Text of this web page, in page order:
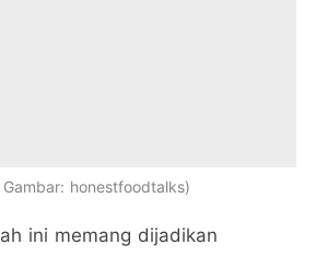
honestfoodtalks
ini memang dijadikan